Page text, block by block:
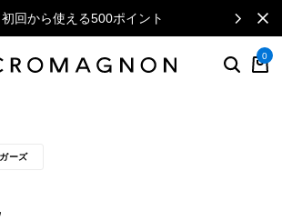
初回から使える500ポイント
0
ーズ